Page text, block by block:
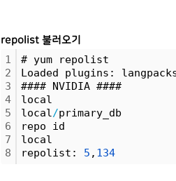
repolist 불러오기
1
2
3
4
5
6
7
8
# yum repolist
Loaded plugins:
#### NVIDIA ####
local/
repo id
local
repolist: 5 , 134